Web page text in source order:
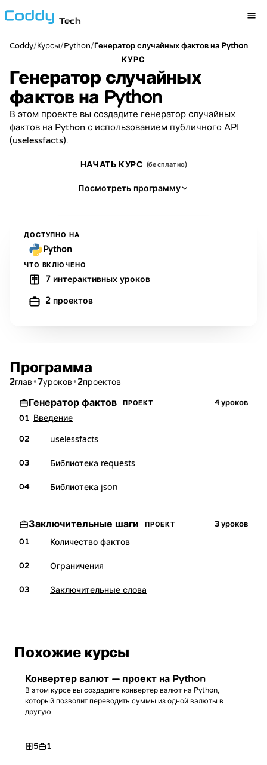
Tech
Coddy/Курсы/Python/Генератор случайных фактов на Python
КУРС
Генератор случайных
фактов на Python
В этом проекте вы создадите генератор случайных
фактов на Python с использованием публичного API
(uselessfacts).
НАЧАТЬ КУРС (бесплатно)
Посмотреть программу
ДОСТУПНО НА
Python
ЧТО ВКЛЮЧЕНО
7 интерактивных уроков
2 проектов
Программа
2глав •7уроков •2проектов
Генератор фактов ПРОЕКТ 4уроков
01 Введение
02 uselessfacts
03 Библиотека requests
04 Библиотека json
Заключительные шаги ПРОЕКТ 3уроков
01
Количество фактов
02 Ограничения
03 Заключительные слова
Похожие курсы
Конвертер валют — проект на Python
В этом курсе вы создадите конвертер валют на Python,
который позволит переводить суммы из одной валюты в
другую.
5 1